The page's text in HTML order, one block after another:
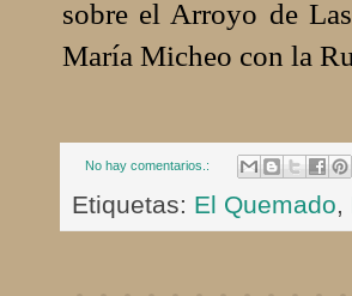
sobre el Arroyo de
María Micheo con la
No hay comentarios.:
Etiquetas: El Quemado,